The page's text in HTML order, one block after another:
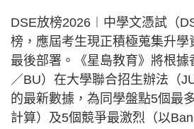
DSE放榜2026︱中學文憑試（
榜，應屆考生現正積極蒐集升
最後部署。《星島教育》將根據
／BU）在大學聯合招生辦法（
的最新數據，為同學盤點5個最
計算）及5個競爭最激烈（以